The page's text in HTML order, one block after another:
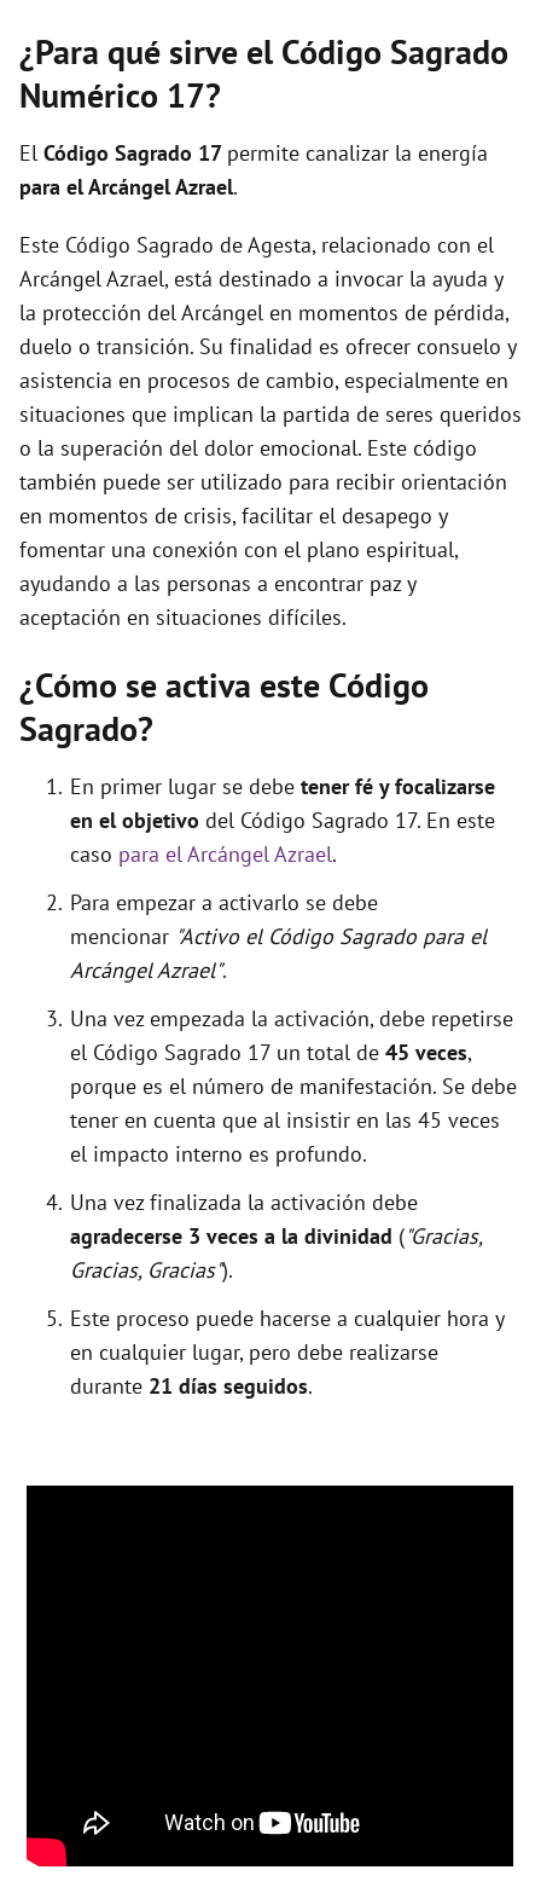
V
e
o
¿Para qué sirve el Código Sagrado
Numérico 17?
El Código Sagrado 17 permite canalizar la energía
para el Arcángel Azrael.
Este Código Sagrado de Agesta, relacionado con el
Arcángel Azrael, está destinado a invocar la ayuda y
la protección del Arcángel en momentos de pérdida,
duelo o transición. Su finalidad es ofrecer consuelo y
asistencia en procesos de cambio, especialmente en
situaciones que implican la partida de seres queridos
o la superación del dolor emocional. Este código
también puede ser utilizado para recibir orientación
en momentos de crisis, facilitar el desapego y
fomentar una conexión con el plano espiritual,
ayudando a las personas a encontrar paz y
aceptación en situaciones difíciles.
¿Cómo se activa este Código
Sagrado?
En primer lugar se debe tener fé y focalizarse
en el objetivo del Código Sagrado 17. En este
caso para el Arcángel Azrael.
Para empezar a activarlo se debe
mencionar "Activo el Código Sagrado para el
Arcángel Azrael".
Una vez empezada la activación, debe repetirse
el Código Sagrado 17 un total de 45 veces,
porque es el número de manifestación. Se debe
tener en cuenta que al insistir en las 45 veces
el impacto interno es profundo.
Una vez finalizada la activación debe
agradecerse 3 veces a la divinidad ("Gracias,
Gracias, Gracias").
Este proceso puede hacerse a cualquier hora y
en cualquier lugar, pero debe realizarse
durante 21 días seguidos.